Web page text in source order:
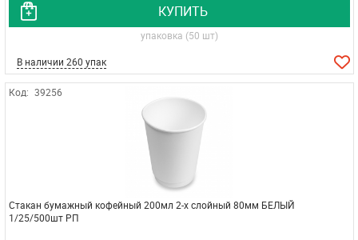
КУПИТЬ
упаковка (50 шт)
В наличии 260 упак
Код: 39256
Стакан бумажный кофейный 200мл 2-х слойный 80мм БЕЛЫЙ
1/25/500шт РП